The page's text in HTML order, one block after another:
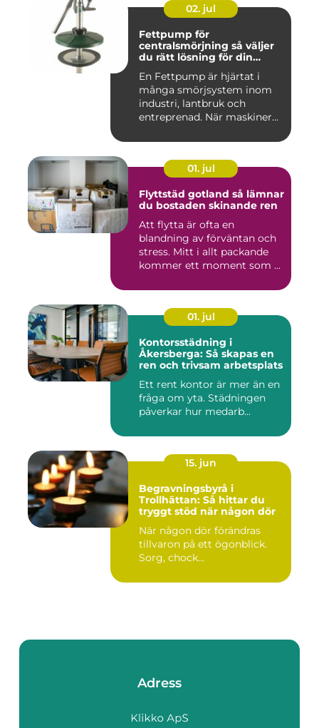
02. jul
Fettpump för
centralsmörjning så väljer
du rätt lösning för din
En Fettpump är hjärtat i
många smörjsystem inom
industri, lantbruk och
entreprenad. När maskiner
01. jul
Flyttstäd gotland så lämnar
du bostaden skinande ren
Att flytta är ofta en
blandning av förväntan och
stress. Mitt i allt packande
kommer ett moment som ...
01. jul
Kontorsstädning i
Åkersberga: Så skapas en
ren och trivsam arbetsplats
Ett rent kontor är mer än en
fråga om yta. Städningen
påverkar hur medarb...
15. jun
Begravningsbyrå i
Trollhättan: Så hittar du
tryggt stöd när någon dör
När någon dör förändras
tillvaron på ett ögonblick.
Sorg, chock...
Adress